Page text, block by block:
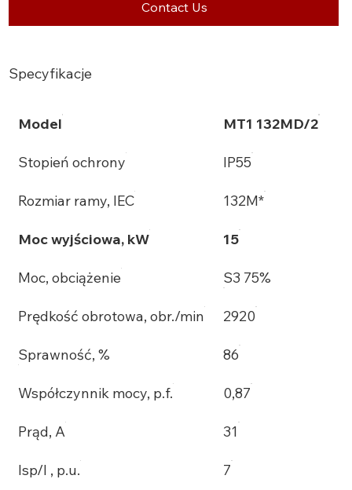
Contact Us
Specyfikacje
Model MT1 132MD/2
Stopień ochrony IP55
Rozmiar ramy, IEC 132M*
Moc wyjściowa, kW 15
Moc, obciążenie S3 75%
Prędkość obrotowa, obr./min 2920
Sprawność, % 86
Współczynnik mocy, p.f. 0,87
Prąd, A 31
Isp/I , p.u. 7